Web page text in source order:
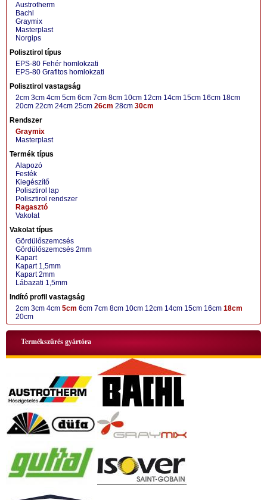
+36 70 424 0199
Austrotherm
Bachl
Graymix
Masterplast
Norgips
Polisztirol típus
EPS-80 Fehér homlokzati
EPS-80 Grafitos homlokzati
Polisztirol vastagság
2cm 3cm 4cm 5cm 6cm 7cm 8cm 10cm 12cm 14cm 15cm 16cm 18cm
20cm 22cm 24cm 25cm 26cm 28cm 30cm
Rendszer
Graymix
Masterplast
Termék típus
Alapozó
Festék
Kiegészítő
Polisztirol lap
Polisztirol rendszer
Ragasztó
Vakolat
Vakolat típus
Gördülőszemcsés
Gördülőszemcsés 2mm
Kapart
Kapart 1,5mm
Kapart 2mm
Lábazati 1,5mm
Indító profil vastagság
2cm 3cm 4cm 5cm 6cm 7cm 8cm 10cm 12cm 14cm 15cm 16cm 18cm
20cm
Termékszűrés gyártóra